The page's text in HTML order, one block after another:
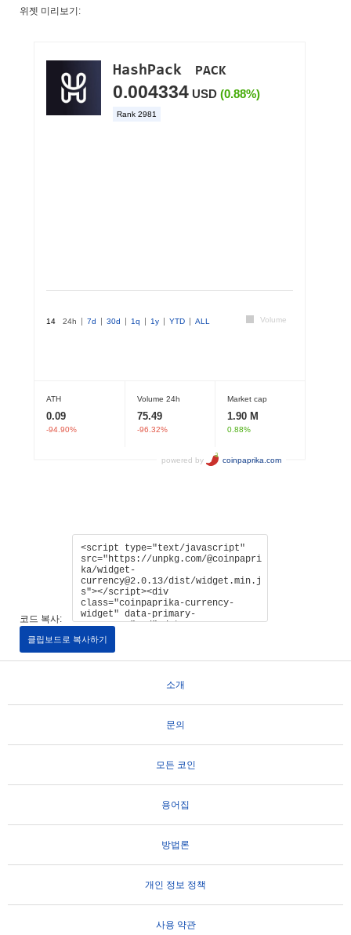
위젯 미리보기:
코드 복사:
클립보드로 복사하기
소개
문의
모든 코인
용어집
방법론
개인 정보 정책
사용 약관